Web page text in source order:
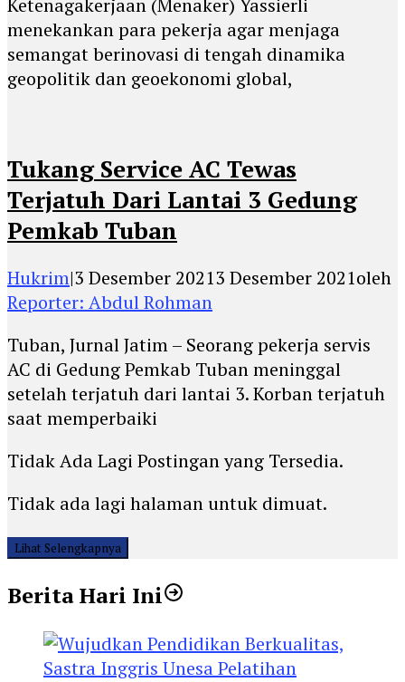
Ketenagakerjaan (Menaker) Yassierli
menekankan para pekerja agar menjaga
semangat berinovasi di tengah dinamika
geopolitik dan geoekonomi global,
Tukang Service AC Tewas
Terjatuh Dari Lantai 3 Gedung
Pemkab Tuban
Hukrim|3 Desember 20213 Desember 2021oleh
Reporter: Abdul Rohman
Tuban, Jurnal Jatim – Seorang pekerja servis
AC di Gedung Pemkab Tuban meninggal
setelah terjatuh dari lantai 3. Korban terjatuh
saat memperbaiki
Tidak Ada Lagi Postingan yang Tersedia.
Tidak ada lagi halaman untuk dimuat.
Lihat Selengkapnya
Berita Hari Ini